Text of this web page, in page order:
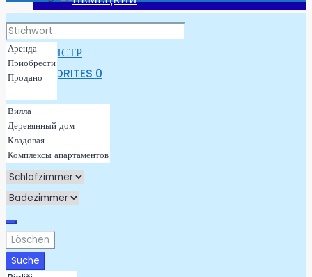
АВТОРИЗОВАТЬСЯ
РЕГИСТР
FAVORITES 0
Löschen
Suche